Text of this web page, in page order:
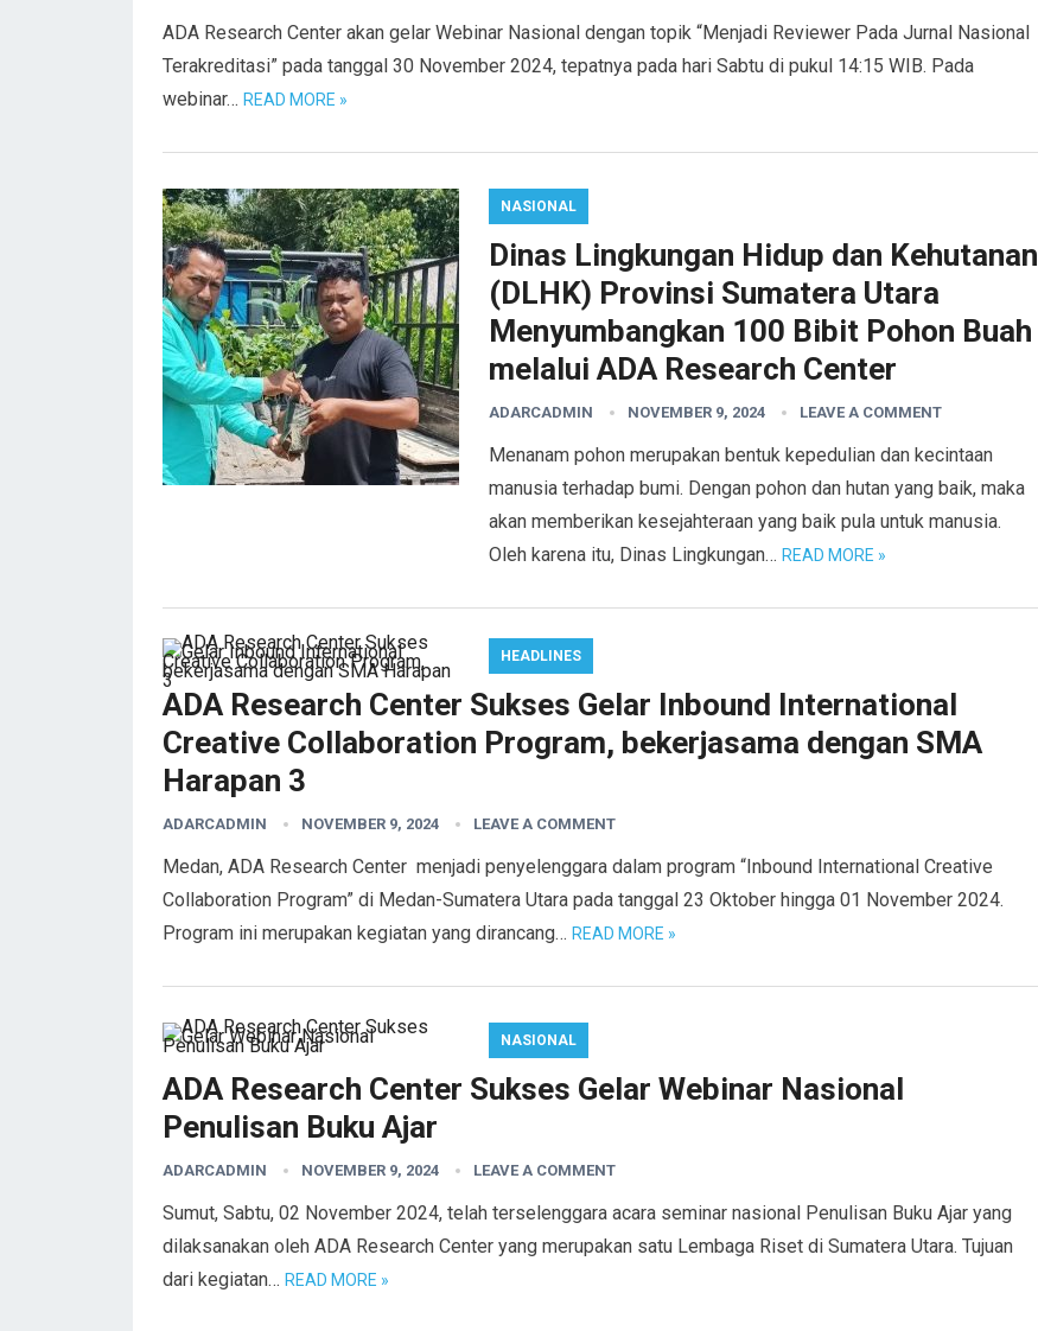
ADA Research Center akan gelar Webinar Nasional dengan topik “Menjadi Reviewer Pada Jurnal Nasional
Terakreditasi” pada tanggal 30 November 2024, tepatnya pada hari Sabtu di pukul 14:15 WIB. Pada
webinar… READ MORE »
NASIONAL
Dinas Lingkungan Hidup dan Kehutanan
(DLHK) Provinsi Sumatera Utara
Menyumbangkan 100 Bibit Pohon Buah
melalui ADA Research Center
ADARCADMIN NOVEMBER 9, 2024 LEAVE A COMMENT
Menanam pohon merupakan bentuk kepedulian dan kecintaan
manusia terhadap bumi. Dengan pohon dan hutan yang baik, maka
akan memberikan kesejahteraan yang baik pula untuk manusia.
Oleh karena itu, Dinas Lingkungan… READ MORE »
HEADLINES
ADA Research Center Sukses Gelar Inbound International
Creative Collaboration Program, bekerjasama dengan SMA
Harapan 3
ADARCADMIN NOVEMBER 9, 2024 LEAVE A COMMENT
Medan, ADA Research Center menjadi penyelenggara dalam program “Inbound International Creative
Collaboration Program” di Medan-Sumatera Utara pada tanggal 23 Oktober hingga 01 November 2024.
Program ini merupakan kegiatan yang dirancang… READ MORE »
NASIONAL
ADA Research Center Sukses Gelar Webinar Nasional
Penulisan Buku Ajar
ADARCADMIN NOVEMBER 9, 2024 LEAVE A COMMENT
Sumut, Sabtu, 02 November 2024, telah terselenggara acara seminar nasional Penulisan Buku Ajar yang
dilaksanakan oleh ADA Research Center yang merupakan satu Lembaga Riset di Sumatera Utara. Tujuan
dari kegiatan… READ MORE »